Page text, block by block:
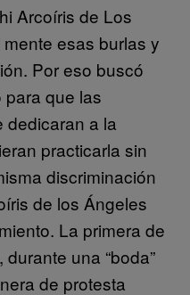
Arcoíris de Los
esas burlas y
Por eso buscó
que las
dedicaran a la
practicarla sin
discriminación
de los Ángeles
La primera de
una “boda”
de protesta